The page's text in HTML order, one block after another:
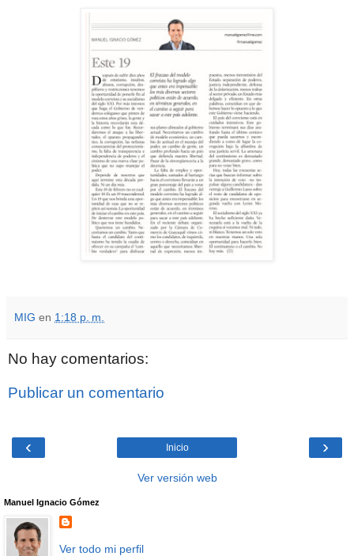
MIG en 1:18 p. m.
No hay comentarios:
Publicar un comentario
‹ ›
Inicio
Ver versión web
Manuel Ignacio Gómez
Ver todo mi perfil